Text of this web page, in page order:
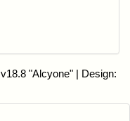
v18.8 "Alcyone" | Design: